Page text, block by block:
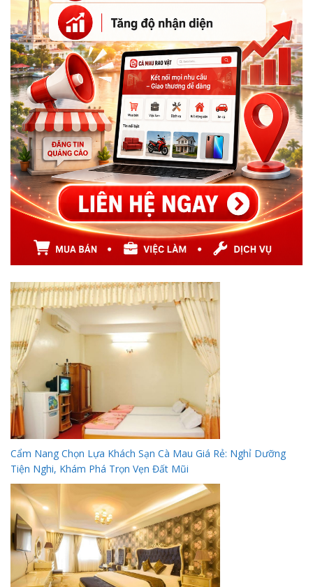
Cẩm Nang Chọn Lựa Khách Sạn Cà Mau Giá Rẻ: Nghỉ Dưỡng
Tiện Nghi, Khám Phá Trọn Vẹn Đất Mũi